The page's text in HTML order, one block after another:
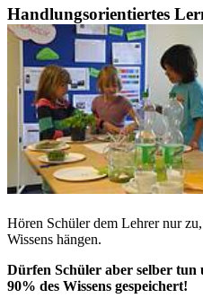
Handlungsorientiertes
Hören Schüler dem Lehrer nur
Wissens hängen.
Dürfen Schüler aber selber tun
90% des Wissens gespeichert!